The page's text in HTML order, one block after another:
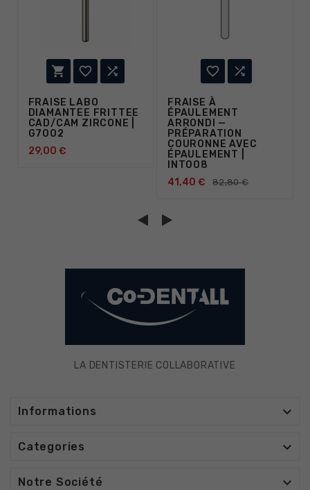
  
FRAISE LABO
DIAMANTEE FRITTEE
CAD/CAM ZIRCONE |
G7002
29,00 €
 
FRAISE À
ÉPAULEMENT
ARRONDI —
PRÉPARATION
COURONNE AVEC
ÉPAULEMENT |
INT008
41,40 €
82,80 €
LA DENTISTERIE COLLABORATIVE
Informations 
Categories 
Notre Société 